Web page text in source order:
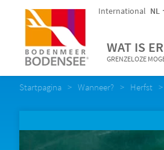
International NL
WAT IS
GRENZELOZE
Startpagina Wanneer? Herfst